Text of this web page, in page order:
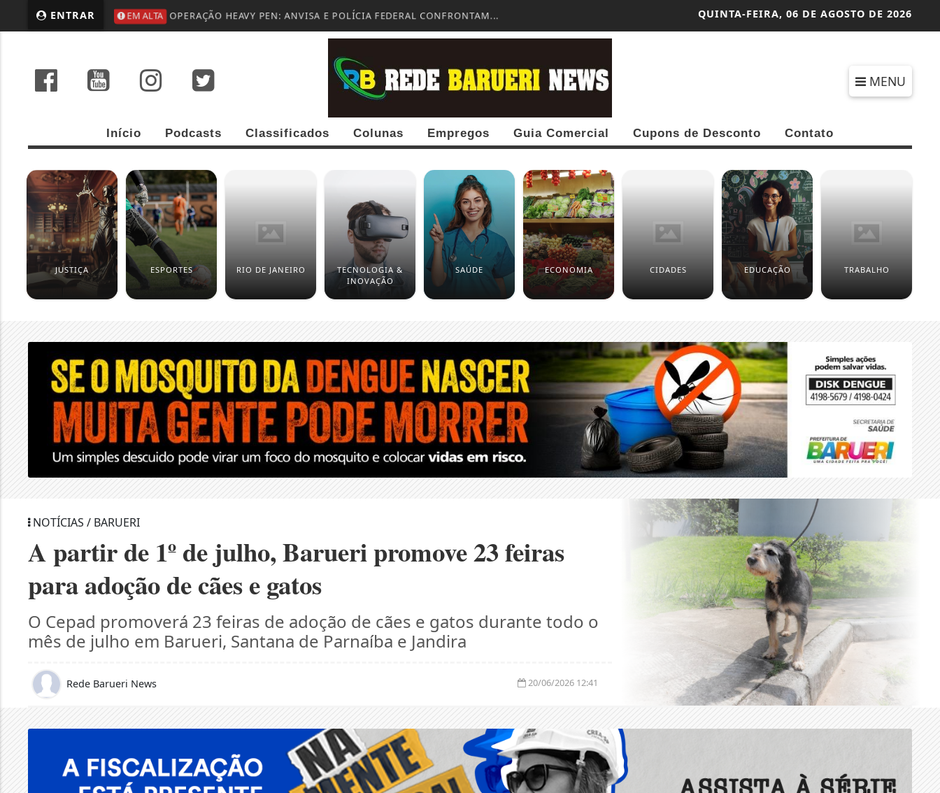
ENTRAR EM ALTA OPERAÇÃO HEAVY PEN: ANVISA E POLÍCIA FEDERAL CONFRONTAM... QUINTA-FEIRA, 06 DE AGOSTO DE 2026
MENU
Início Podcasts Classificados Colunas Empregos Guia Comercial Cupons de Desconto Contato
JUSTIÇA ESPORTES RIO DE JANEIRO
TECNOLOGIA &
INOVAÇÃO
SAÚDE ECONOMIA CIDADES EDUCAÇÃO TRABALHO
NOTÍCIAS / BARUERI
A partir de 1º de julho, Barueri promove 23 feiras
para adoção de cães e gatos
O Cepad promoverá 23 feiras de adoção de cães e gatos durante todo o
mês de julho em Barueri, Santana de Parnaíba e Jandira
Rede Barueri News 20/06/2026 12:41